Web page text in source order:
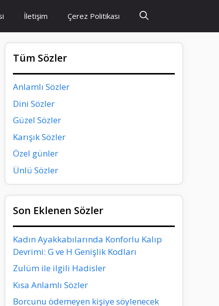
İletişim Çerez Politikası
Tüm Sözler
Anlamlı Sözler
Dini Sözler
Güzel Sözler
Karışık Sözler
Özel günler
Ünlü Sözler
Son Eklenen Sözler
Kadın Ayakkabılarında Konforlu Kalıp
Devrimi: G ve H Genişlik Kodları
Zulüm ile ilgili Hadisler
Kısa Anlamlı Sözler
Borcunu ödemeyen kişiye söylenecek